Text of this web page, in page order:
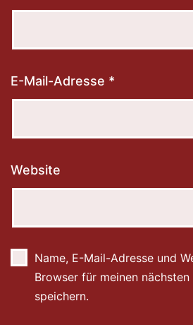
E-Mail-Adresse *
Website
Name, E-Mail-Adresse und
Browser für meinen nächsten
speichern.